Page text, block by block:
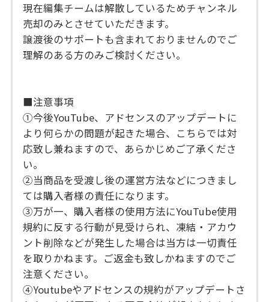
現在編集チームは解散しているためチャンネル
売却のみとさせていただきます。
譲渡後のサポートも含まれておりませんのでご
理解のある方のみご検討ください。
■注意事項
①今後YouTube、アドセンスのアップデートに
より何らかの問題が起きた場合、こちらでは対
応致し兼ねますので、あらかじめご了承くださ
い。
②当商品を受渡し後の運営方法などにつきまし
ては購入者様の責任になります。
③万が一、購入者様の使用方法にYouTube使用
規約に反する行動が見受けられ、凍結・アカウ
ント削除などが発生した場合は当方は一切責任
を取りかねます。ご返金も致しかねますのでご
注意ください。
④Youtubeやアドセンスの規約がアップデートさ